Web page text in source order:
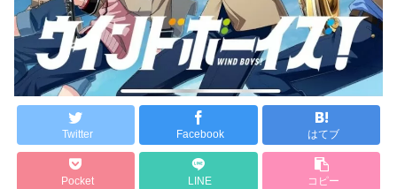
Twitter Facebook はてブ
Pocket LINE コピー